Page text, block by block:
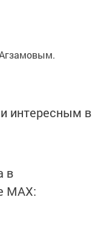
интересным в
в
MАХ: